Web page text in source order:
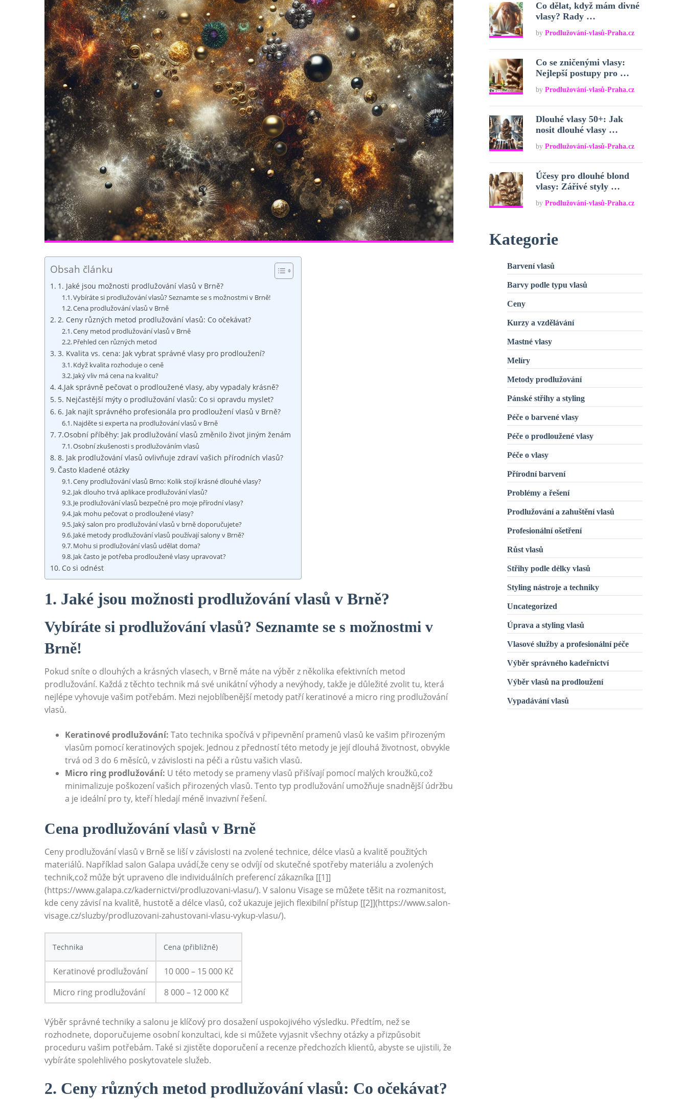
Obsah článku
1. Jaké jsou možnosti prodlužování vlasů v Brně?
Vybíráte si prodlužování vlasů? Seznamte se s možnostmi v Brně!
Cena prodlužování vlasů v Brně
2. Ceny různých metod prodlužování vlasů: Co očekávat?
Ceny metod prodlužování vlasů v Brně
Přehled cen různých metod
3. Kvalita vs. cena: Jak vybrat správné vlasy pro prodloužení?
Když kvalita rozhoduje o ceně
Jaký vliv má cena na kvalitu?
4.Jak správně pečovat o prodloužené vlasy, aby vypadaly krásně?
5. Nejčastější mýty o prodlužování vlasů: Co si opravdu myslet?
6. Jak najít správného profesionála pro prodloužení vlasů v Brně?
Najděte si experta na prodlužování vlasů v Brně
7.Osobní příběhy: Jak prodlužování vlasů změnilo život jiným ženám
Osobní zkušenosti s prodlužováním vlasů
8. Jak prodlužování vlasů ovlivňuje zdraví vašich přírodních vlasů?
Často kladené otázky
Ceny prodlužování vlasů Brno: Kolik stojí krásné dlouhé vlasy?
Jak dlouho trvá aplikace prodlužování vlasů?
Je prodlužování vlasů bezpečné pro moje přírodní vlasy?
Jak mohu pečovat o prodloužené vlasy?
Jaký salon pro prodlužování vlasů v brně doporučujete?
Jaké metody prodlužování vlasů používají salony v Brně?
Mohu si prodlužování vlasů udělat doma?
Jak často je potřeba prodloužené vlasy upravovat?
Co si odnést
1. Jaké jsou možnosti prodlužování vlasů v Brně?
Vybíráte si prodlužování vlasů? Seznamte se s možnostmi v
Brně!
Pokud sníte o dlouhých a krásných vlasech, v Brně máte na výběr z několika efektivních metod
prodlužování. Každá z těchto technik má své unikátní výhody a nevýhody, takže je důležité zvolit tu, která
nejlépe vyhovuje vašim potřebám. Mezi nejoblíbenější metody patří keratinové a micro ring prodlužování
vlasů.
Keratinové prodlužování: Tato technika spočívá v připevnění pramenů vlasů ke vašim přirozeným
vlasům pomocí keratinových spojek. Jednou z předností této metody je její dlouhá životnost, obvykle
trvá od 3 do 6 měsíců, v závislosti na péči a růstu vašich vlasů.
Micro ring prodlužování: U této metody se prameny vlasů přišívají pomocí malých kroužků,což
minimalizuje poškození vašich přirozených vlasů. Tento typ prodlužování umožňuje snadnější údržbu
a je ideální pro ty, kteří hledají méně invazivní řešení.
Cena prodlužování vlasů v Brně
Ceny prodlužování vlasů v Brně se liší v závislosti na zvolené technice, délce vlasů a kvalitě použitých
materiálů. Například salon Galapa uvádí,že ceny se odvíjí od skutečné spotřeby materiálu a zvolených
technik,což může být upraveno dle individuálních preferencí zákazníka [[1]]
(https://www.galapa.cz/kadernictvi/prodluzovani-vlasu/). V salonu Visage se můžete těšit na rozmanitost,
kde ceny závisí na kvalitě, hustotě a délce vlasů, což ukazuje jejich flexibilní přístup [[2]](https://www.salon-
visage.cz/sluzby/prodluzovani-zahustovani-vlasu-vykup-vlasu/).
Technika Cena (přibližně)
Keratinové prodlužování
10 000 – 15 000 Kč
Micro ring prodlužování
8 000 – 12 000 Kč
Výběr správné techniky a salonu je klíčový pro dosažení uspokojivého výsledku. Předtím, než se
rozhodnete, doporučujeme osobní konzultaci, kde si můžete vyjasnit všechny otázky a přizpůsobit
proceduru vašim potřebám. Také si zjistěte doporučení a recenze předchozích klientů, abyste se ujistili, že
vybíráte spolehlivého poskytovatele služeb.
2. Ceny různých metod prodlužování vlasů: Co očekávat?
Co dělat, když mám divné
vlasy? Rady …
byProdlužování-vlasů-Praha.cz
Co se zničenými vlasy:
Nejlepší postupy pro …
byProdlužování-vlasů-Praha.cz
Dlouhé vlasy 50+: Jak
nosit dlouhé vlasy …
byProdlužování-vlasů-Praha.cz
Účesy pro dlouhé blond
vlasy: Zářivé styly …
byProdlužování-vlasů-Praha.cz
Kategorie
Barvení vlasů
Barvy podle typu vlasů
Ceny
Kurzy a vzdělávání
Mastné vlasy
Melíry
Metody prodlužování
Pánské střihy a styling
Péče o barvené vlasy
Péče o prodloužené vlasy
Péče o vlasy
Přírodní barvení
Problémy a řešení
Prodlužování a zahuštění vlasů
Profesionální ošetření
Růst vlasů
Střihy podle délky vlasů
Styling nástroje a techniky
Uncategorized
Úprava a styling vlasů
Vlasové služby a profesionální péče
Výběr správného kadeřnictví
Výběr vlasů na prodloužení
Vypadávání vlasů